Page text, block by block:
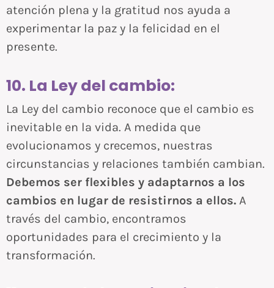
atención plena y la gratitud nos ayuda a
experimentar la paz y la felicidad en el
presente.
10. La Ley del cambio:
La Ley del cambio reconoce que el cambio es
inevitable en la vida. A medida que
evolucionamos y crecemos, nuestras
circunstancias y relaciones también cambian.
Debemos ser flexibles y adaptarnos a los
cambios en lugar de resistirnos a ellos. A
través del cambio, encontramos
oportunidades para el crecimiento y la
transformación.